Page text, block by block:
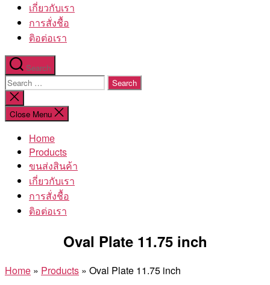
เกี่ยวกับเรา
การสั่งชื้อ
ติอต่อเรา
Search
Search
for:
Close
search
Close Menu
Home
Products
ขนส่งสินค้า
เกี่ยวกับเรา
การสั่งชื้อ
ติอต่อเรา
Oval Plate 11.75 inch
Home » Products » Oval Plate 11.75 inch